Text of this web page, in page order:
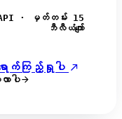
API · မှတ်တမ်း 15
ဘီလီယံကျော်
ောက်ကြည့်ရှုပါ
ာပါ